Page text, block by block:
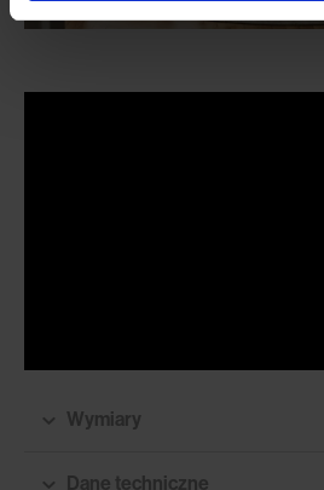
Wymiary
Dane techniczne